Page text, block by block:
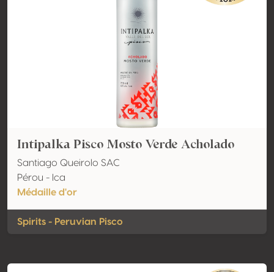
Intipalka Pisco Mosto Verde Acholado
Santiago Queirolo SAC
Pérou - Ica
Médaille d'or
Spirits - Peruvian Pisco